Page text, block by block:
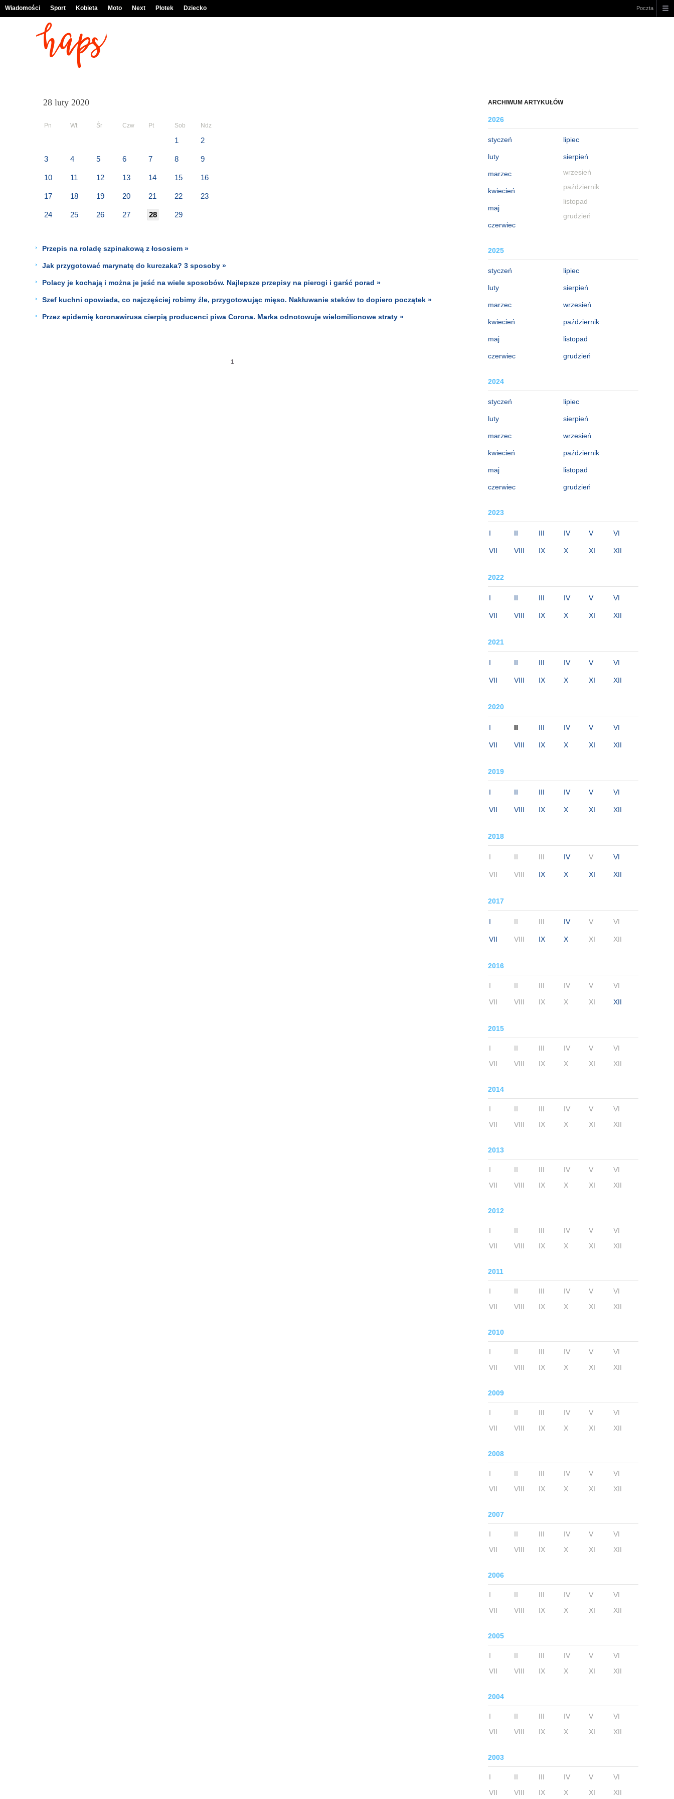
Wiadomości Sport Kobieta Moto Next Plotek Dziecko Poczta
ARCHIWUM ARTYKUŁÓW
2026
styczeń
luty
marzec
kwiecień
maj
czerwiec
lipiec
sierpień
wrzesień
październik
listopad
grudzień
2025
styczeń
luty
marzec
kwiecień
maj
czerwiec
lipiec
sierpień
wrzesień
październik
listopad
grudzień
2024
styczeń
luty
marzec
kwiecień
maj
czerwiec
lipiec
sierpień
wrzesień
październik
listopad
grudzień
2023
I II III IV V VI
VII VIII IX X XI XII
2022
I II III IV V VI
VII VIII IX X XI XII
2021
I II III IV V VI
VII VIII IX X XI XII
2020
I II III IV V VI
VII VIII IX X XI XII
2019
I II III IV V VI
VII VIII IX X XI XII
2018
I II III IV V VI
VII VIII IX X XI XII
2017
I II III IV V VI
VII VIII IX X XI XII
2016
I II III IV V VI
VII VIII IX X XI XII
2015
I II III IV V
VI
VII
VIII IX X XI XII
2014
I II III IV V
VI
VII
VIII IX X XI XII
2013
I II III IV V
VI
VII
VIII IX X XI XII
2012
I II III IV V
VI
VII
VIII IX X XI XII
2011
I II III IV V
VI
VII
VIII IX X XI XII
2010
I II III IV V
VI
VII
VIII IX X XI XII
2009
I II III IV V
VI
VII
VIII IX X XI XII
2008
I II III IV V
VI
VII
VIII IX X XI XII
2007
I II III IV V
VI
VII
VIII IX X XI XII
2006
I II III IV V
VI
VII
VIII IX X XI XII
2005
I II III IV V
VI
VII
VIII IX X XI XII
2004
I II III IV V
VI
VII
VIII IX X XI XII
2003
I II III IV V
VI
VII
VIII IX X XI XII
28 luty 2020
Pn Wt Śr Czw Pt Sob Ndz
1 2
3 4 5 6 7 8 9
10 11 12 13 14 15 16
17 18 19 20 21 22 23
24 25 26 27 28 29
Przepis na roladę szpinakową z łososiem »
Jak przygotować marynatę do kurczaka? 3 sposoby »
Polacy je kochają i można je jeść na wiele sposobów. Najlepsze przepisy na pierogi i garść porad »
Szef kuchni opowiada, co najczęściej robimy źle, przygotowując mięso. Nakłuwanie steków to dopiero początek »
Przez epidemię koronawirusa cierpią producenci piwa Corona. Marka odnotowuje wielomilionowe straty »
1